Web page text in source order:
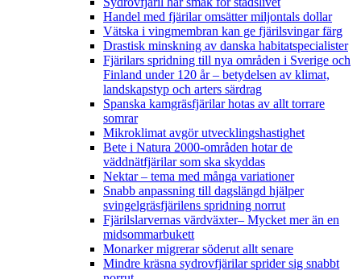
Handel med fjärilar omsätter miljontals dollar
Vätska i vingmembran kan ge fjärilsvingar färg
Drastisk minskning av danska habitatspecialister
Fjärilars spridning till nya områden i Sverige och
Finland under 120 år– betydelsen av klimat,
landskapstyp och arters särdrag
Spanska kamgräsfjärilar hotas av allt torrare
somrar
Mikroklimat avgör utvecklingshastighet
Bete i Natura 2000-områden hotar de
väddnätfjärilar som ska skyddas
Nektar – tema med många variationer
Snabb anpassning till dagslängd hjälper
svingelgräsfjärilens spridning norrut
Fjärilslarvernas värdväxter– Mycket mer än en
midsommarbukett
Monarker migrerar söderut allt senare
Mindre kräsna sydrovfjärilar sprider sig snabbt